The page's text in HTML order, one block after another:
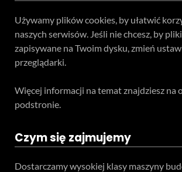
Używamy plików cookies, by ułatwić
naszych serwisów. Jeśli nie chcesz, by
zapisywane na Twoim dysku, zmień
przeglądarki.
Więcej informacji na temat znajdziesz na
podstronie.
Czym się zajmujemy
Dostarczamy wysokiej klasy maszyny